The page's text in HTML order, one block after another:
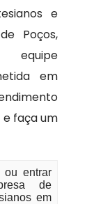
e
Poços,
equipe
em
faça um
ou entrar
de
em